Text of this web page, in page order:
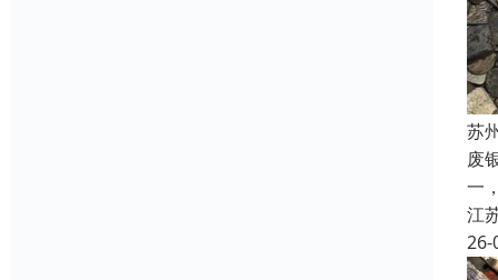
苏
废
一
江
26-